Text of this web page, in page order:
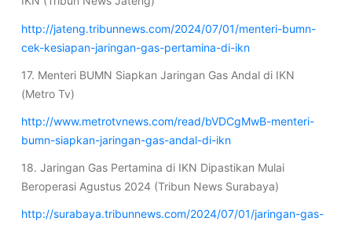
http://jateng.tribunnews.com/2024/07/01/menteri-bumn-
cek-kesiapan-jaringan-gas-pertamina-di-ikn
17. Menteri BUMN Siapkan Jaringan Gas Andal di IKN
(Metro Tv)
http://www.metrotvnews.com/read/bVDCgMwB-menteri-
bumn-siapkan-jaringan-gas-andal-di-ikn
18. Jaringan Gas Pertamina di IKN Dipastikan Mulai
Beroperasi Agustus 2024 (Tribun News Surabaya)
http://surabaya.tribunnews.com/2024/07/01/jaringan-gas-